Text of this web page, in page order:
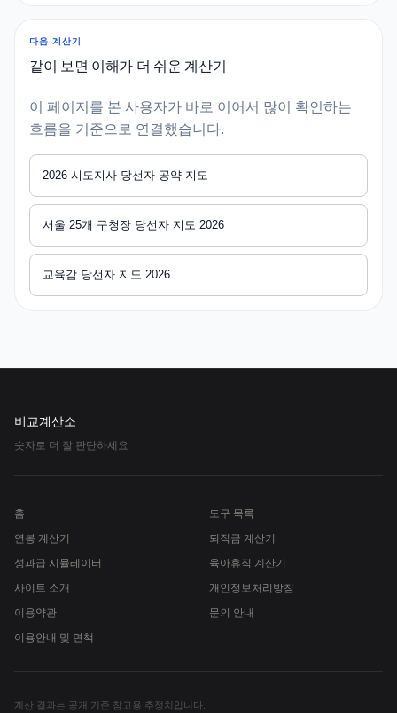
다음 계산기
같이 보면 이해가 더 쉬운 계산기
이 페이지를 본 사용자가 바로 이어서 많이 확인하는
흐름을 기준으로 연결했습니다.
2026 시도지사 당선자 공약 지도
서울 25개 구청장 당선자 지도 2026
교육감 당선자 지도 2026
비교계산소
숫자로 더 잘 판단하세요
홈
도구 목록
연봉 계산기
퇴직금 계산기
성과급 시뮬레이터
육아휴직 계산기
사이트 소개
개인정보처리방침
이용약관
문의 안내
이용안내 및 면책
계산 결과는 공개 기준 참고용 추정치입니다.